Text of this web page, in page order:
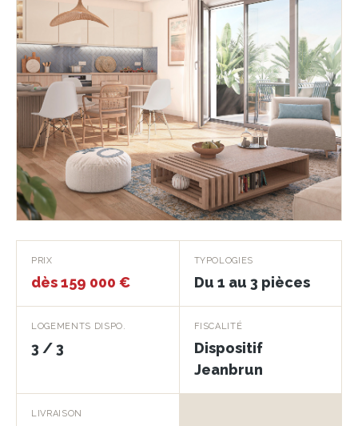
Prochainement
SAINTE-GENEVIEVE-DES-BOIS · 91700
PRIX
dès 159 000 €
TYPOLOGIES
Du 1 au 3 pièces
LOGEMENTS DISPO.
3 / 3
FISCALITÉ
Dispositif
Jeanbrun
LIVRAISON